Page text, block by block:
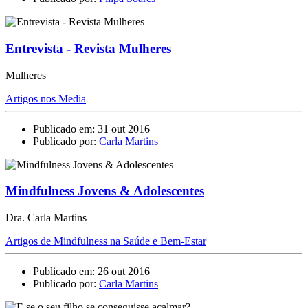
Entrevista - Revista Mulheres
Mulheres
Artigos nos Media
Publicado em: 31 out 2016
Publicado por: Carla Martins
Mindfulness Jovens & Adolescentes
Dra. Carla Martins
Artigos de Mindfulness na Saúde e Bem-Estar
Publicado em: 26 out 2016
Publicado por: Carla Martins